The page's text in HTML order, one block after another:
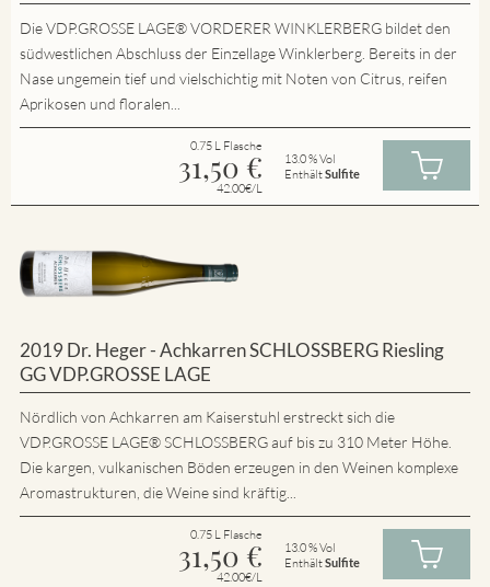
Die VDP.GROSSE LAGE® VORDERER WINKLERBERG bildet den
südwestlichen Abschluss der Einzellage Winklerberg. Bereits in der
Nase ungemein tief und vielschichtig mit Noten von Citrus, reifen
Aprikosen und floralen...
0.75 L Flasche
31,50 €
42.00€/L
13.0 % Vol
EnthältSulfite
2019 Dr. Heger - Achkarren SCHLOSSBERG Riesling
GG VDP.GROSSE LAGE
Nördlich von Achkarren am Kaiserstuhl erstreckt sich die
VDP.GROSSE LAGE® SCHLOSSBERG auf bis zu 310 Meter Höhe.
Die kargen, vulkanischen Böden erzeugen in den Weinen komplexe
Aromastrukturen, die Weine sind kräftig...
0.75 L Flasche
31,50 €
42.00€/L
13.0 % Vol
EnthältSulfite